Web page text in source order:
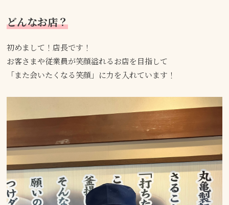
どんなお店？
初めまして！店長です！
お客さまや従業員が笑顔溢れるお店を目指して
「また会いたくなる笑顔」に力を入れています！